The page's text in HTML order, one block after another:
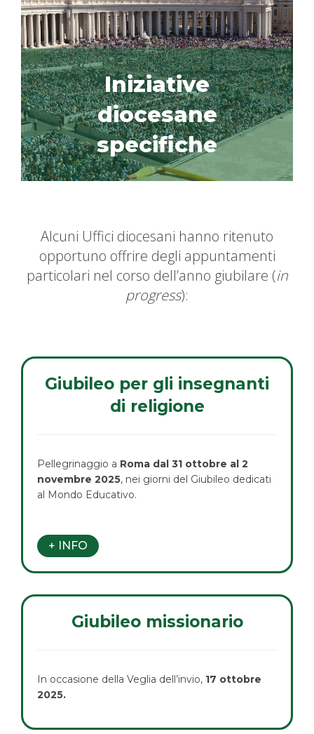
Iniziative
diocesane
specifiche
Alcuni Uffici diocesani hanno ritenuto
opportuno offrire degli appuntamenti
particolari nel corso dell’anno giubilare (in
progress):
Giubileo per gli insegnanti
di religione
Pellegrinaggio a Roma dal 31 ottobre al 2
novembre 2025, nei giorni del Giubileo dedicati
al Mondo Educativo.
+ INFO
Giubileo missionario
In occasione della Veglia dell’invio, 17 ottobre
2025.